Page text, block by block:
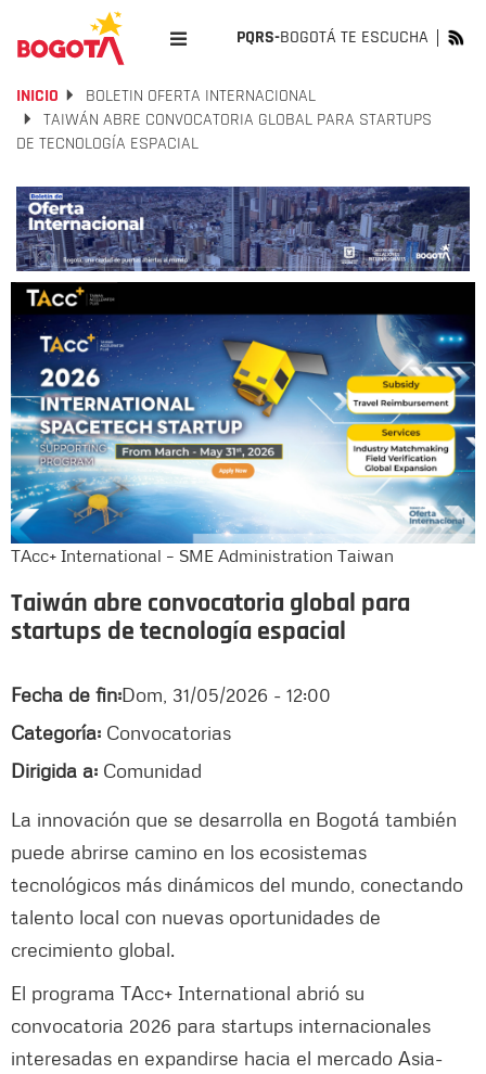
PQRS-BOGOTÁ TE ESCUCHA
INICIO
BOLETIN OFERTA INTERNACIONAL
TAIWÁN ABRE CONVOCATORIA GLOBAL PARA STARTUPS
DE TECNOLOGÍA ESPACIAL
TAcc+ International – SME Administration Taiwan
Taiwán abre convocatoria global para
startups de tecnología espacial
Fecha de fin:Dom, 31/05/2026 - 12:00
Categoría: Convocatorias
Dirigida a: Comunidad
La innovación que se desarrolla en Bogotá también
puede abrirse camino en los ecosistemas
tecnológicos más dinámicos del mundo, conectando
talento local con nuevas oportunidades de
crecimiento global.
El programa TAcc+ International abrió su
convocatoria 2026 para startups internacionales
interesadas en expandirse hacia el mercado Asia-